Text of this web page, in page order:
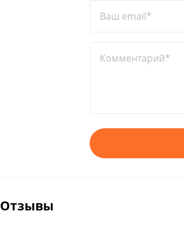
Ваш email*
Комментарий*
Отзывы